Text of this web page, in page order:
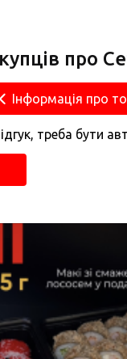
про
Інформація про
треба бути